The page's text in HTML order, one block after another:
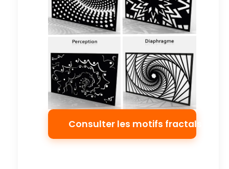
Consulter les motifs fractals